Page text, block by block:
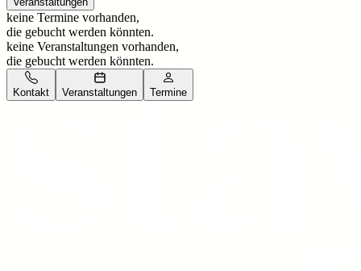
keine Termine vorhanden,
die gebucht werden könnten.
keine Veranstaltungen vorhanden,
die gebucht werden könnten.
Kontakt Veranstaltungen Termine